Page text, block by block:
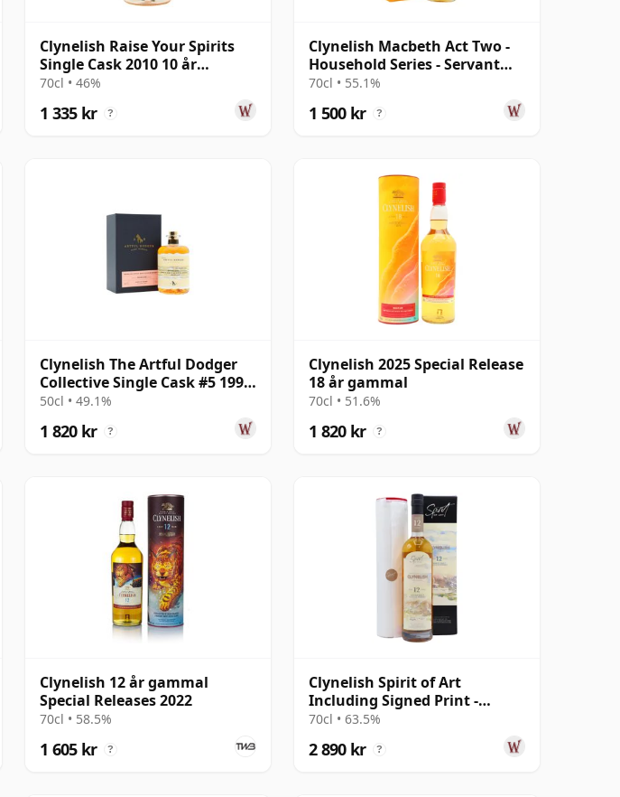
Clynelish Raise Your Spirits
Single Cask 2010 10 år
gammal
70cl • 46%
1 335 kr ?
Clynelish Macbeth Act Two -
Household Series - Servant
Singl 14 år gammal
70cl • 55.1%
1 500 kr ?
Clynelish The Artful Dodger
Collective Single Cask #5 1996
25 år gammal
50cl • 49.1%
1 820 kr ?
Clynelish 2025 Special Release
18 år gammal
70cl • 51.6%
1 820 kr ?
Clynelish 12 år gammal
Special Releases 2022
70cl • 58.5%
1 605 kr ?
Clynelish Spirit of Art
Including Signed Print -
Single Cask 12 år gammal
70cl • 63.5%
2 890 kr ?